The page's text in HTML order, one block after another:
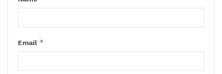
Email *